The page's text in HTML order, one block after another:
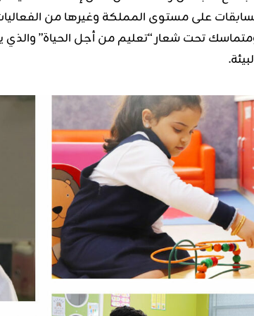
على مستوى المملكة وغيرها من
تحت شعار “تعليم من أجل الحياة”